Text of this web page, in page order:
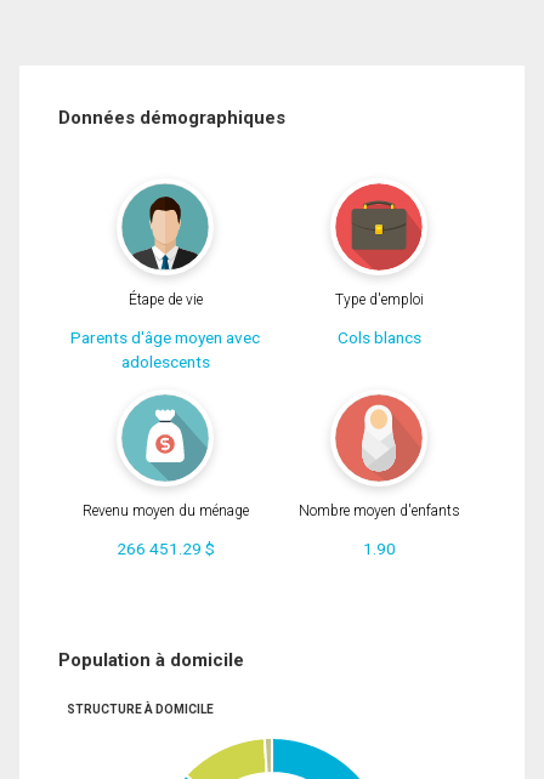
Données démographiques
Étape de vie
Parents d'âge moyen avec
adolescents
Type d'emploi
Cols blancs
Revenu moyen du ménage
266 451.29 $
Nombre moyen d'enfants
1.90
Population à domicile
STRUCTURE À DOMICILE